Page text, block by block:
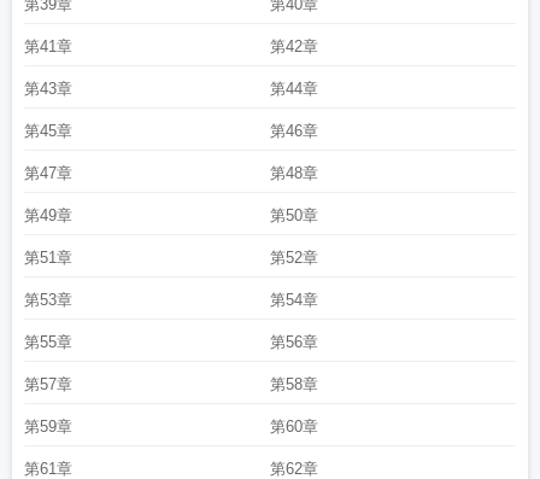
第39章 第40章
第41章 第42章
第43章 第44章
第45章 第46章
第47章 第48章
第49章 第50章
第51章 第52章
第53章 第54章
第55章 第56章
第57章 第58章
第59章 第60章
第61章 第62章